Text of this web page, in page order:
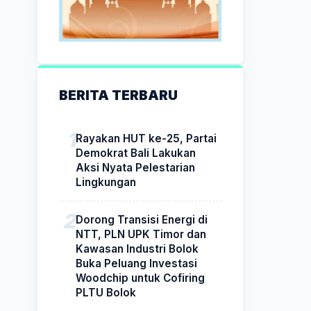
BERITA TERBARU
Rayakan HUT ke-25, Partai
Demokrat Bali Lakukan
Aksi Nyata Pelestarian
Lingkungan
Dorong Transisi Energi di
NTT, PLN UPK Timor dan
Kawasan Industri Bolok
Buka Peluang Investasi
Woodchip untuk Cofiring
PLTU Bolok